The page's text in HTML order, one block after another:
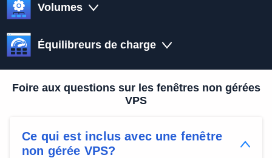
Volumes
Équilibreurs de charge
Foire aux questions sur les fenêtres non gérées
VPS
Ce qui est inclus avec une fenêtre
non gérée VPS?